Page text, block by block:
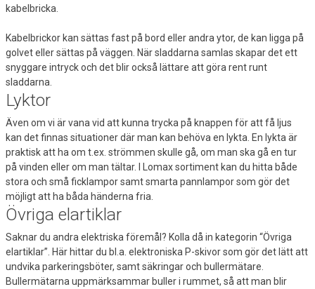
kabelbricka.
Kabelbrickor kan sättas fast på bord eller andra ytor, de kan ligga på
golvet eller sättas på väggen. När sladdarna samlas skapar det ett
snyggare intryck och det blir också lättare att göra rent runt
sladdarna.
Lyktor
Även om vi är vana vid att kunna trycka på knappen för att få ljus
kan det finnas situationer där man kan behöva en lykta. En lykta är
praktisk att ha om t.ex. strömmen skulle gå, om man ska gå en tur
på vinden eller om man tältar. I Lomax sortiment kan du hitta både
stora och små ficklampor samt smarta pannlampor som gör det
möjligt att ha båda händerna fria.
Övriga elartiklar
Saknar du andra elektriska föremål? Kolla då in kategorin “Övriga
elartiklar”. Här hittar du bl.a. elektroniska P-skivor som gör det lätt att
undvika parkeringsböter, samt säkringar och bullermätare.
Bullermätarna uppmärksammar buller i rummet, så att man blir